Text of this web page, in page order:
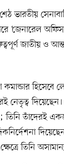
ভারতীয়
জাতীয় ও
হিসেবে
নেতৃত্ব
তিনি তাঁদেরই
তিনি